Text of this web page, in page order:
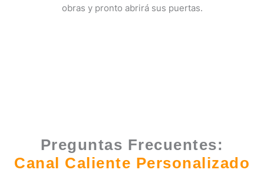
obras y pronto abrirá sus puertas.
Preguntas Frecuentes:
Canal Caliente Personalizado